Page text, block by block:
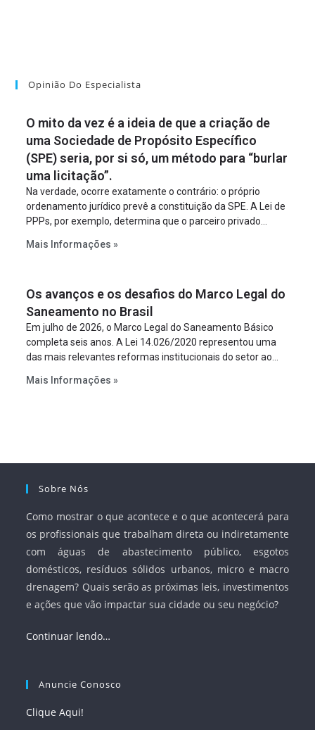
Opinião Do Especialista
O mito da vez é a ideia de que a criação de
uma Sociedade de Propósito Específico
(SPE) seria, por si só, um método para “burlar
uma licitação”.
Na verdade, ocorre exatamente o contrário: o próprio
ordenamento jurídico prevê a constituição da SPE. A Lei de
PPPs, por exemplo, determina que o parceiro privado
empreendimento. Ou seja, a suposta “fraude à licitação” é
projeto a projeto.
Mais Informações »
Os avanços e os desafios do Marco Legal do
Saneamento no Brasil
Em julho de 2026, o Marco Legal do Saneamento Básico
completa seis anos. A Lei 14.026/2020 representou uma
das mais relevantes reformas institucionais do setor ao
serviços, ampliar a participação da iniciativa privada,
Mais Informações »
Sobre Nós
Como mostrar o que acontece e o que acontecerá para
os profissionais que trabalham direta ou indiretamente
com águas de abastecimento público, esgotos
domésticos, resíduos sólidos urbanos, micro e macro
drenagem? Quais serão as próximas leis, investimentos
e ações que vão impactar sua cidade ou seu negócio?
Continuar lendo…
Anuncie Conosco
Clique Aqui!